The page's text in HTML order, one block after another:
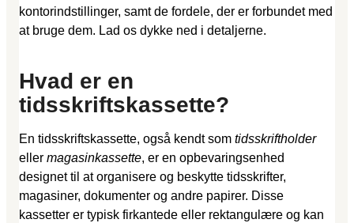
kontorindstillinger, samt de fordele, der er forbundet med
at bruge dem. Lad os dykke ned i detaljerne.
Hvad er en
tidsskriftskassette?
En tidsskriftskassette, også kendt som tidsskriftholder
eller magasinkassette, er en opbevaringsenhed
designet til at organisere og beskytte tidsskrifter,
magasiner, dokumenter og andre papirer. Disse
kassetter er typisk firkantede eller rektangulære og kan